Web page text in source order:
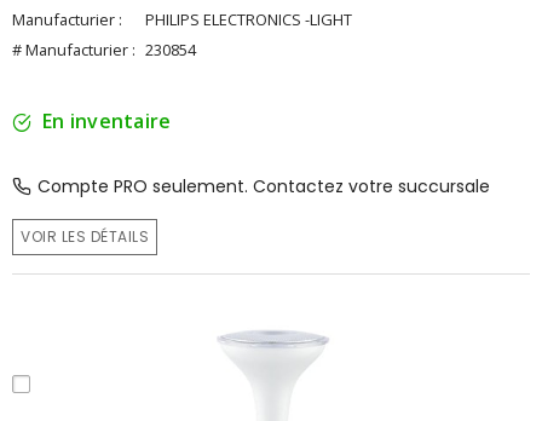
Manufacturier :
PHILIPS ELECTRONICS -LIGHT
# Manufacturier : 230854
En inventaire
Compte PRO seulement. Contactez votre succursale
VOIR LES DÉTAILS